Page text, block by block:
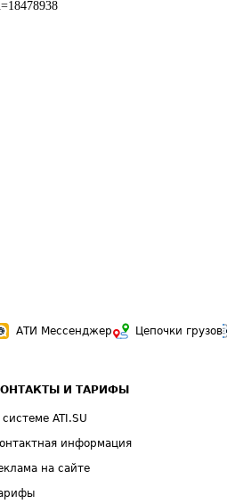
АТИ Мессенджер Цепочки грузов
И ТАРИФЫ
ATI.SU
информация
на сайте